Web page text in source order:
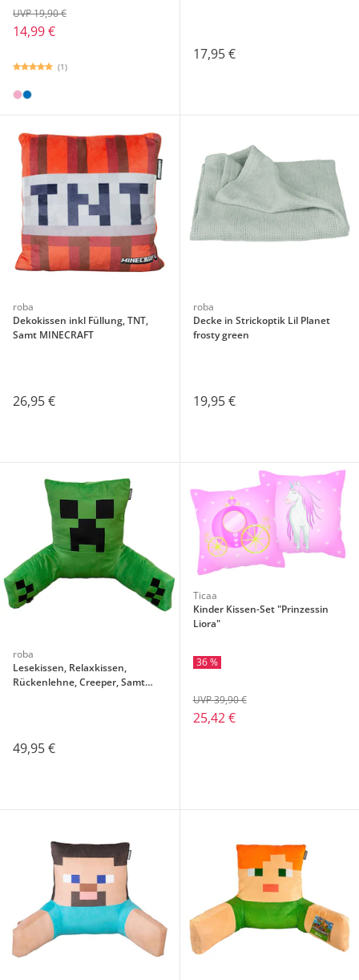
14,99 €
UVP 19,90 €
(1)
17,95 €
roba
Dekokissen inkl Füllung, TNT,
Samt MINECRAFT
26,95 €
roba
Decke in Strickoptik Lil Planet
frosty green
19,95 €
roba
Lesekissen, Relaxkissen,
Rückenlehne, Creeper, Samt
49,95 €
Ticaa
Kinder Kissen-Set "Prinzessin
Liora"
36 %
25,42 €
UVP 39,90 €